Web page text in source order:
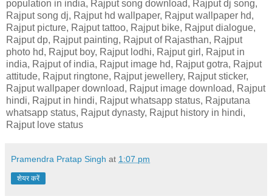
population in india, Rajput song download, Rajput dj song,
Rajput song dj, Rajput hd wallpaper, Rajput wallpaper hd,
Rajput picture, Rajput tattoo, Rajput bike, Rajput dialogue,
Rajput dp, Rajput painting, Rajput of Rajasthan, Rajput
photo hd, Rajput boy, Rajput lodhi, Rajput girl, Rajput in
india, Rajput of india, Rajput image hd, Rajput gotra, Rajput
attitude, Rajput ringtone, Rajput jewellery, Rajput sticker,
Rajput wallpaper download, Rajput image download, Rajput
hindi, Rajput in hindi, Rajput whatsapp status, Rajputana
whatsapp status, Rajput dynasty, Rajput history in hindi,
Rajput love status
Pramendra Pratap Singh at 1:07 pm
शेयर करें